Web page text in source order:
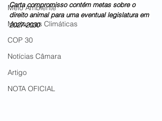
Meio Ambiente
Mudanças Climáticas
COP 30
Notícias Câmara
Artigo
NOTA OFICIAL
Carta compromisso contém metas sobre o
direito animal para uma eventual legislatura em
2027-2030